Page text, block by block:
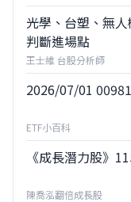
光學、台塑、無
判斷進場點
王士維 台股分析師
2026/07/01
ETF小百科
《成長潛力股》
陳喬泓翻倍成長股